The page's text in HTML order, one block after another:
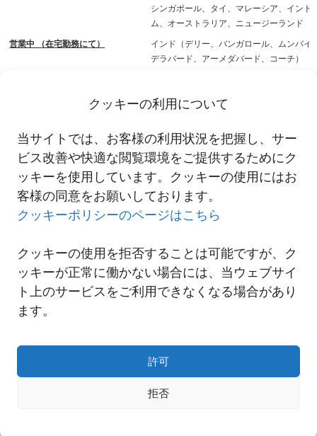
クッキーの利用について
当サイトでは、お客様の利用状況を把握し、サー
ビス改善や快適な閲覧環境をご提供するためにク
ッキーを使用しています。クッキーの使用にはお
客様の同意をお願いしております。
クッキーポリシーのページはこちら
クッキーの使用を拒否することは可能ですが、ク
ッキーが正常に働かない場合には、当ウェブサイ
ト上のサービスをご利用できなくなる場合があり
ます。
許可
拒否
シンガポール、タイ、マレーシア、イン
ム、オーストラリア、ニュージーランド
営業中 （在宅勤務にて）
インド（デリー、バンガロール、ムンバ
デラバード、アーメダバード、コーチ）
ご理解賜りますようお願い申し上げます。
一覧へ